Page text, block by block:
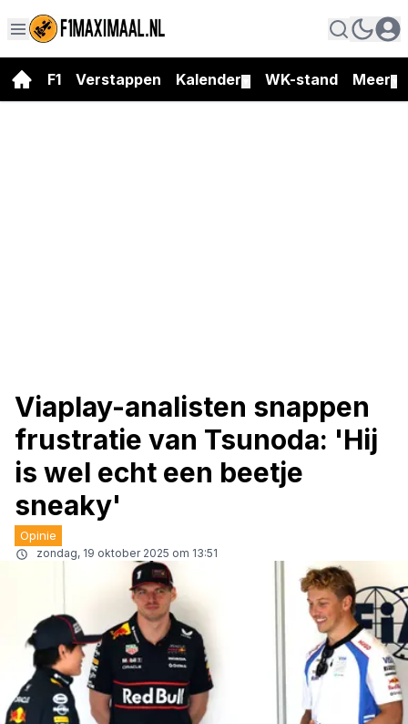
F1 Verstappen Kalender WK-stand Meer
Viaplay-analisten snappen
frustratie van Tsunoda: 'Hij
is wel echt een beetje
sneaky'
Opinie
zondag, 19 oktober 2025 om 13:51